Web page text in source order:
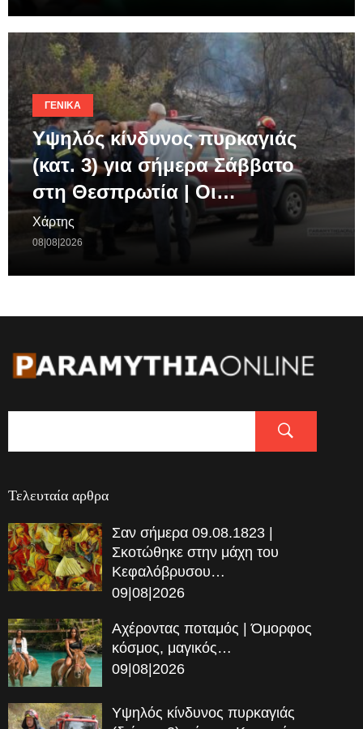
ΓΕΝΙΚΆ
Υψηλός κίνδυνος πυρκαγιάς
(κατ. 3) για σήμερα Σάββατο
στη Θεσπρωτία | Οι…
Χάρτης
08|08|2026
Τελευταία αρθρα
Σαν σήμερα 09.08.1823 |
Σκοτώθηκε στην μάχη του
Κεφαλόβρυσου…
09|08|2026
Αχέροντας ποταμός | Όμορφος
κόσμος, μαγικός…
09|08|2026
Υψηλός κίνδυνος πυρκαγιάς